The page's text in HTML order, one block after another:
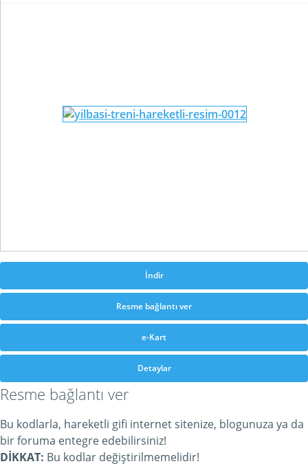
İndir
Resme bağlantı ver
e-Kart
Detaylar
Resme bağlantı ver
Bu kodlarla, hareketli gifi internet sitenize, blogunuza ya da
bir foruma entegre edebilirsiniz!
DİKKAT: Bu kodlar değiştirilmemelidir!